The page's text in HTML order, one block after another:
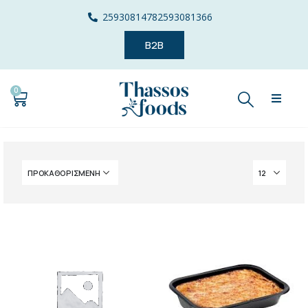
25930814782593081366
B2B
0